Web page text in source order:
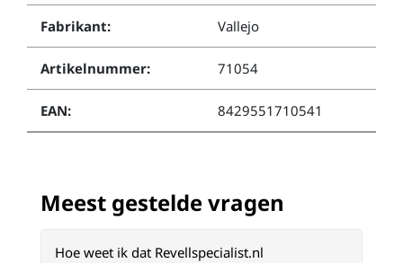
Fabrikant: Vallejo
Artikelnummer: 71054
EAN: 8429551710541
Meest gestelde vragen
Hoe weet ik dat Revellspecialist.nl